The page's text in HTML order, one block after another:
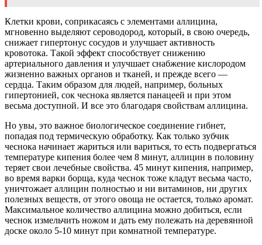
Клетки крови, соприкасаясь с элементами аллицина,
мгновенно выделяют сероводород, который, в свою очередь,
снижает гипертонус сосудов и улучшает активность
кровотока. Такой эффект способствует снижению
артериального давления и улучшает снабжение кислородом
жизненно важных органов и тканей, и прежде всего —
сердца. Таким образом для людей, например, больных
гипертонией, сок чеснока является панацеей и при этом
весьма доступной. И все это благодаря свойствам аллицина.
Но увы, это важное биологическое соединение гибнет,
попадая под термическую обработку. Как только зубчик
чеснока начинает жариться или вариться, то есть подвергаться
температуре кипения более чем 8 минут, аллицин в половину
теряет свои лечебные свойства. 45 минут кипения, например,
во время варки борща, куда чеснок тоже кладут весьма часто,
уничтожает аллицин полностью и ни витаминов, ни других
полезных веществ, от этого овоща не остается, только аромат.
Максимальное количество аллицина можно добиться, если
чеснок измельчить ножом и дать ему полежать на деревянной
доске около 5-10 минут при комнатной температуре.